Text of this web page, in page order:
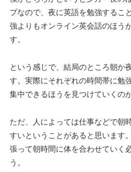
プなので、夜に英語を勉強するこ
強よりもオンライン英会話のほう
す。
という感じで、結局のところ朝か
す。実際にそれぞれの時間帯に勉
集中できるほうを見つけていくの
ただ、人によっては仕事などで朝
すいということがあると思います
張って朝時間に体を合わせていく
う。